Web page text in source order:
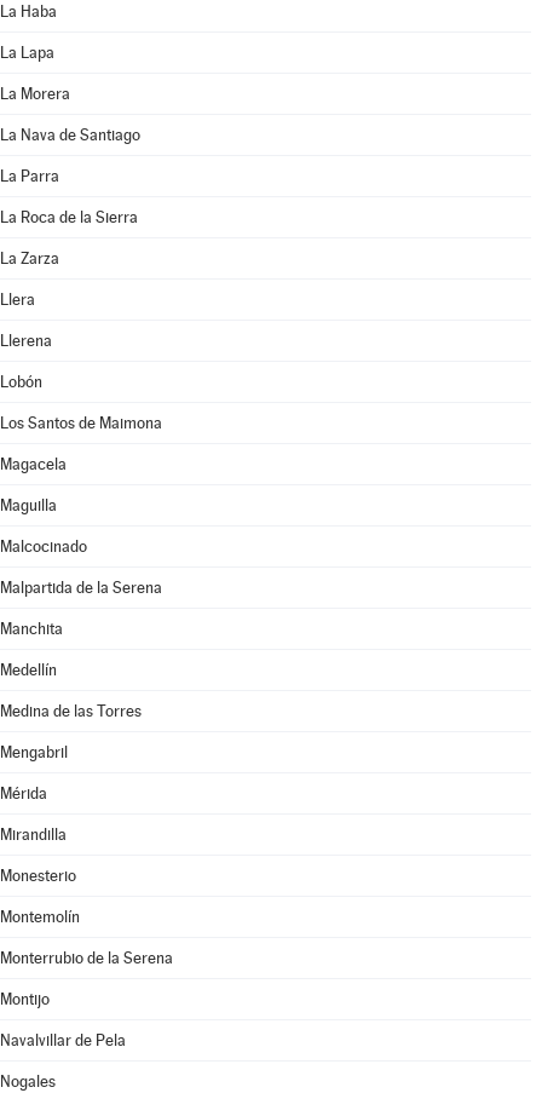
La Haba
La Lapa
La Morera
La Nava de Santiago
La Parra
La Roca de la Sierra
La Zarza
Llera
Llerena
Lobón
Los Santos de Maimona
Magacela
Maguilla
Malcocinado
Malpartida de la Serena
Manchita
Medellín
Medina de las Torres
Mengabril
Mérida
Mirandilla
Monesterio
Montemolín
Monterrubio de la Serena
Montijo
Navalvillar de Pela
Nogales